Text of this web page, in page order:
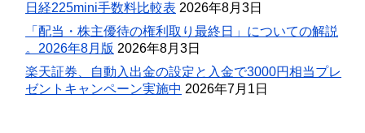
日経225mini手数料比較表 2026年8月3日
「配当・株主優待の権利取り最終日」についての解説
。2026年8月版 2026年8月3日
楽天証券、自動入出金の設定と入金で3000円相当プレ
ゼントキャンペーン実施中 2026年7月1日